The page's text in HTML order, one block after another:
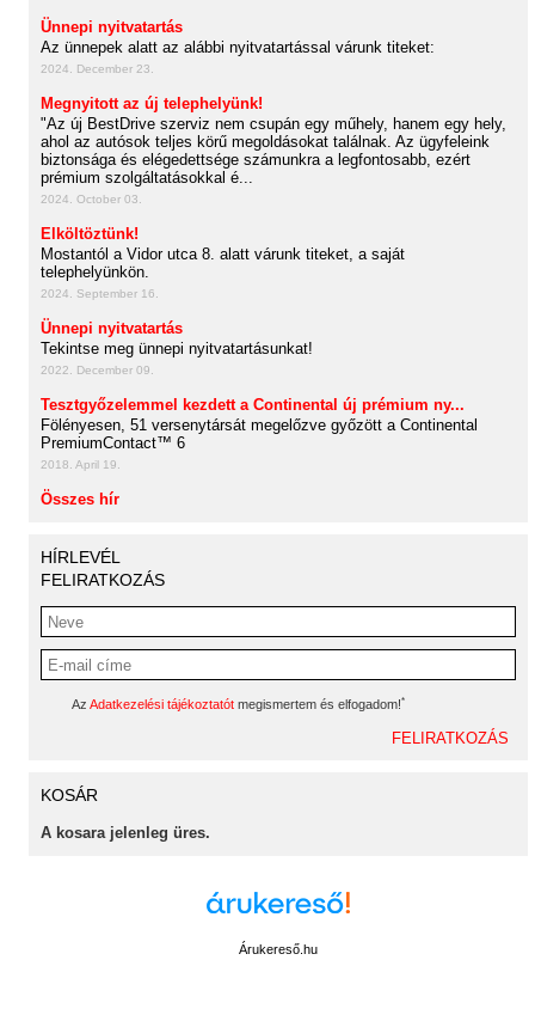
Ünnepi nyitvatartás
Az ünnepek alatt az alábbi nyitvatartással várunk titeket:
2024. December 23.
Megnyitott az új telephelyünk!
"Az új BestDrive szerviz nem csupán egy műhely, hanem egy hely,
ahol az autósok teljes körű megoldásokat találnak. Az ügyfeleink
biztonsága és elégedettsége számunkra a legfontosabb, ezért
prémium szolgáltatásokkal é...
2024. October 03.
Elköltöztünk!
Mostantól a Vidor utca 8. alatt várunk titeket, a saját
telephelyünkön.
2024. September 16.
Ünnepi nyitvatartás
Tekintse meg ünnepi nyitvatartásunkat!
2022. December 09.
Tesztgyőzelemmel kezdett a Continental új prémium ny...
Fölényesen, 51 versenytársát megelőzve győzött a Continental
PremiumContact™ 6
2018. April 19.
Összes hír
HÍRLEVÉL
FELIRATKOZÁS
Az Adatkezelési tájékoztatót megismertem és elfogadom!*
KOSÁR
A kosara jelenleg üres.
Árukereső.hu